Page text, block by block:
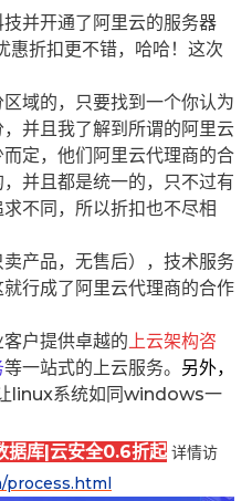
并开通了阿里云的服务器
惠折扣更不错，哈哈！这次
域的，只要找到一个你认为
并且我了解到所谓的阿里云
定，他们阿里云代理商的合
并且都是统一的，只不过有
不同，所以折扣也不尽相
产品，无售后），技术服务
行成了阿里云代理商的合作
户提供卓越的 上云架构咨
等一站式的上云服务。 另外，
linux系统如同windows一
库|云安全0.6折起 详情访
process.html